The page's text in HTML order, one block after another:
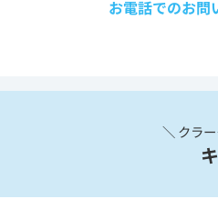
お電話でのお問
＼ クラ